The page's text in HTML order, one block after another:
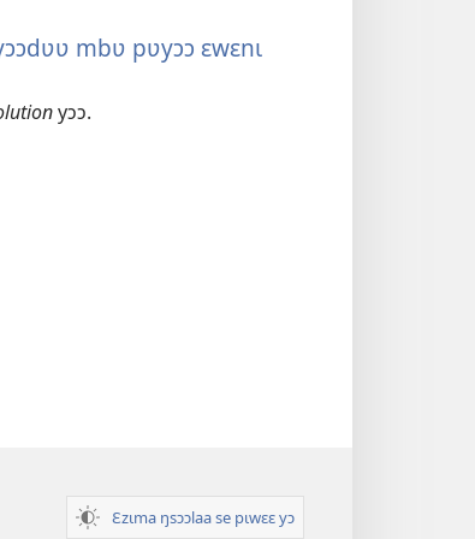
mbʋ pʋyɔɔ ɛwɛnɩ
yɔɔ.
Ɛzɩma ŋsɔɔlaa se pɩwɛɛ yɔ